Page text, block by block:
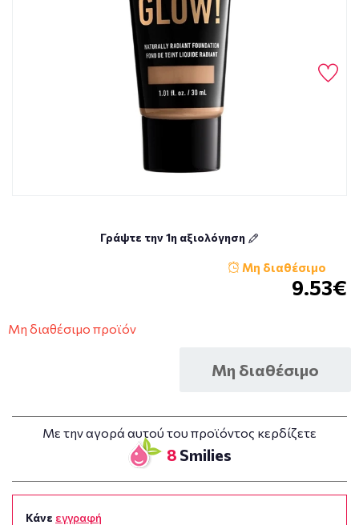
Γράψτε την 1η αξιολόγηση
Μη διαθέσιμο
9.53€
Μη διαθέσιμο προϊόν
Μη διαθέσιμο
Με την αγορά αυτού του προϊόντος κερδίζετε
8 Smilies
Κάνε εγγραφή